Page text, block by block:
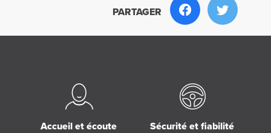
PARTAGER
Accueil et écoute Sécurité et fiabilité